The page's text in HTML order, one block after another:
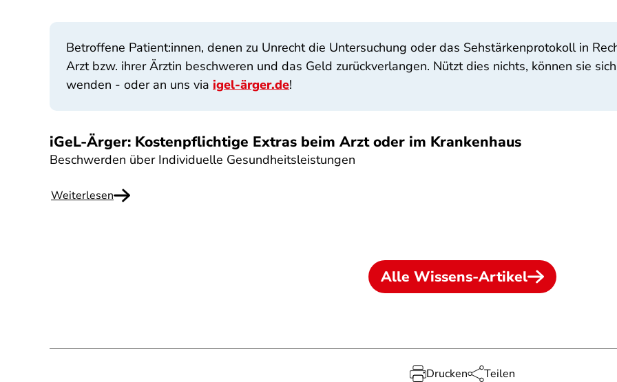
Betroffene Patient:innen, denen zu Unrecht die Untersuchung oder das Sehstärkenprotokoll in
Arzt bzw. ihrer Ärztin beschweren und das Geld zurückverlangen. Nützt dies nichts, können sie
wenden - oder an uns via igel-ärger.de!
iGeL-Ärger: Kostenpflichtige Extras beim Arzt oder im Krankenhaus
Beschwerden über Individuelle Gesundheitsleistungen
Weiterlesen
Alle Wissens-Artikel
Drucken Teilen